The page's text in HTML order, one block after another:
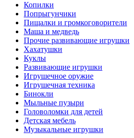
Копилки
Попрыгунчики
Пищалки и громкоговорители
Маша и медведь
Прочие развивающие игрушки
Хахатушки
Куклы
Развивающие игрушки
Игрушечное оружие
Игрушечная техника
Бинокли
Мыльные пузыри
Головоломки для детей
Детская мебель
Музыкальные игрушки